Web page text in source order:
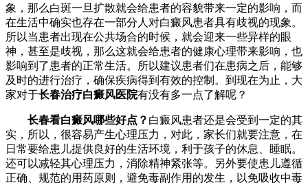
象，那么白斑一旦扩散就会给患者的容貌带来一定的影响，而
在生活中确实也存在一部分人对白癜风患者具有歧视的现象。
所以当患者出现在公共场合的时候，就会迎来一些异样的眼
神，甚至是歧视，那么这就会给患者的健康心理带来影响，也
影响到了患者的正常生活。所以建议患者们在患病之后，能够
及时的进行治疗，确保疾病得到有效的控制。到现在为止，大
家对于长春治疗白癜风医院有没有多一点了解呢？
长春看白癜风哪些好点？ 白癜风患者还是会受到一定的其
实，所以，很容易产生心理压力，对此，家长们就要注意，在
日常要给患儿提供良好的生活环境，利于孩子的休息、睡眠。
还可以减轻其心理压力，消除精神紧张等。另外要使患儿遵循
正确、规范的用药原则，避免毒副作用的发生，以免吸收中毒